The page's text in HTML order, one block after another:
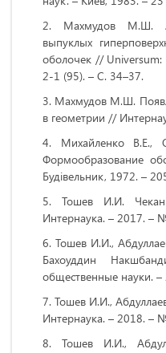
Махмудов М.Ш.
выпуклых
оболочек // Universum:
2-1 (95). – С. 34–37.
Махмудов М.Ш.
в геометрии //
Михайленко В.Е.,
Формообразование
Будiвельник, 1972. –
Тошев И.И.
Интернаука. – 2017. –
Тошев И.И.,
Бахоуддин
общественные науки.
Тошев И.И.,
Интернаука. – 2018. –
Тошев И.И.,